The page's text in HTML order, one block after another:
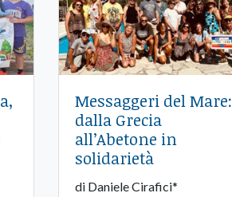
Messaggeri del Mare:
dalla Grecia
all’Abetone in
solidarietà
di Daniele Cirafici*